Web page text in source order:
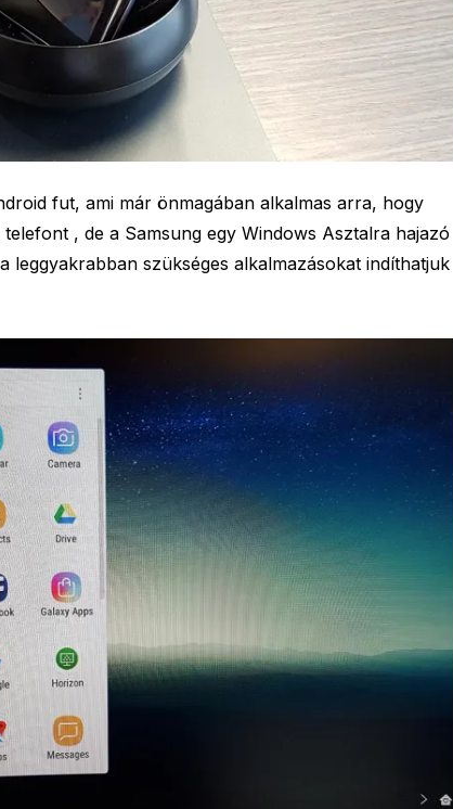
fut, ami már önmagában alkalmas arra, hogy
, de a Samsung egy Windows Asztalra hajazó
leggyakrabban szükséges alkalmazásokat indíthatjuk